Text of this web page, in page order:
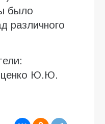
было
различного
Ю.Ю.